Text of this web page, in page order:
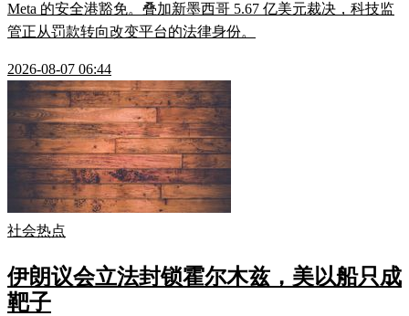
Meta 的安全港豁免。叠加新墨西哥 5.67 亿美元裁决，科技监
管正从罚款转向改变平台的法律身份。
2026-08-07 06:44
社会热点
伊朗议会立法封锁霍尔木兹，美以船只成
靶子